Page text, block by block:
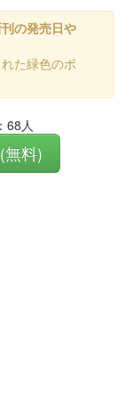
の発売日や
た緑色のボ
68人
無料)